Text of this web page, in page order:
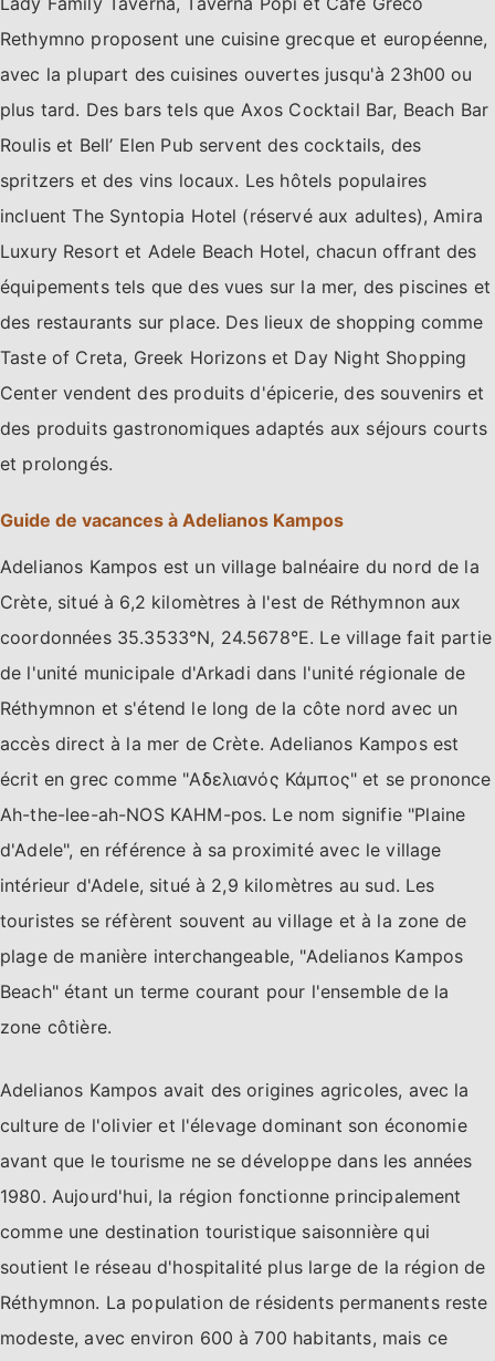
Rethymno proposent une cuisine grecque et européenne,
avec la plupart des cuisines ouvertes jusqu'à 23h00 ou
plus tard. Des bars tels que Axos Cocktail Bar, Beach Bar
Roulis et Bell’ Elen Pub servent des cocktails, des
spritzers et des vins locaux. Les hôtels populaires
incluent The Syntopia Hotel (réservé aux adultes), Amira
Luxury Resort et Adele Beach Hotel, chacun offrant des
équipements tels que des vues sur la mer, des piscines et
des restaurants sur place. Des lieux de shopping comme
Taste of Creta, Greek Horizons et Day Night Shopping
Center vendent des produits d'épicerie, des souvenirs et
des produits gastronomiques adaptés aux séjours courts
et prolongés.
Guide de vacances à Adelianos Kampos
Adelianos Kampos est un village balnéaire du nord de la
Crète, situé à 6,2 kilomètres à l'est de Réthymnon aux
coordonnées 35.3533°N, 24.5678°E. Le village fait partie
de l'unité municipale d'Arkadi dans l'unité régionale de
Réthymnon et s'étend le long de la côte nord avec un
accès direct à la mer de Crète. Adelianos Kampos est
écrit en grec comme "Αδελιανός Κάμπος" et se prononce
Ah-the-lee-ah-NOS KAHM-pos. Le nom signifie "Plaine
d'Adele", en référence à sa proximité avec le village
intérieur d'Adele, situé à 2,9 kilomètres au sud. Les
touristes se réfèrent souvent au village et à la zone de
plage de manière interchangeable, "Adelianos Kampos
Beach" étant un terme courant pour l'ensemble de la
zone côtière.
Adelianos Kampos avait des origines agricoles, avec la
culture de l'olivier et l'élevage dominant son économie
avant que le tourisme ne se développe dans les années
1980. Aujourd'hui, la région fonctionne principalement
comme une destination touristique saisonnière qui
soutient le réseau d'hospitalité plus large de la région de
Réthymnon. La population de résidents permanents reste
modeste, avec environ 600 à 700 habitants, mais ce